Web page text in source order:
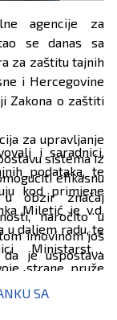
agencije za
se danas sa
za zaštitu tajnih
i Hercegovine
Zakona o zaštiti
za upravljanje
sistema iz
efikasnu
u obzir značaj
naročito u
imovinom još
je uspostava
podataka
istrage, ali i svih
oduzetom
i saradnici,
podataka, te
kod primjene
Miletić je v.d.
u daljem radu, te
Ministarstva
strane pruže
Zakona, koja se
pravne
SA